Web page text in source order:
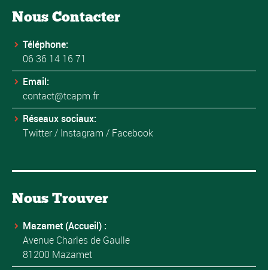
Nous Contacter
Téléphone:
06 36 14 16 71
Email:
contact@tcapm.fr
Réseaux sociaux:
Twitter/ Instagram / Facebook
Nous Trouver
Mazamet (Accueil) :
Avenue Charles de Gaulle
81200 Mazamet